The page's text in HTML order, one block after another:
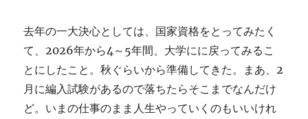
去年の一大決心としては、国家資格をとってみたく
て、2026年から4～5年間、大学にに戻ってみるこ
とにしたこと。秋ぐらいから準備してきた。まあ、2
月に編入試験があるので落ちたらそこまでなんだけ
ど。いまの仕事のまま人生やっていくのもいいけれ